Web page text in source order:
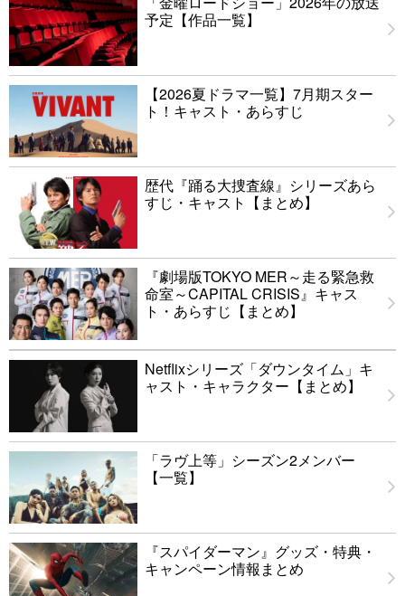
予定【作品一覧】
【2026夏ドラマ一覧】7月期スター
ト！キャスト・あらすじ
歴代『踊る大捜査線』シリーズあら
すじ・キャスト【まとめ】
『劇場版TOKYO MER～走る緊急救
命室～CAPITAL CRISIS』キャス
ト・あらすじ【まとめ】
Netflixシリーズ「ダウンタイム」キ
ャスト・キャラクター【まとめ】
「ラヴ上等」シーズン2メンバー
【一覧】
『スパイダーマン』グッズ・特典・
キャンペーン情報まとめ